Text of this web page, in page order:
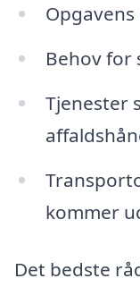
Behov
Tjenester
kommer
Det bedste